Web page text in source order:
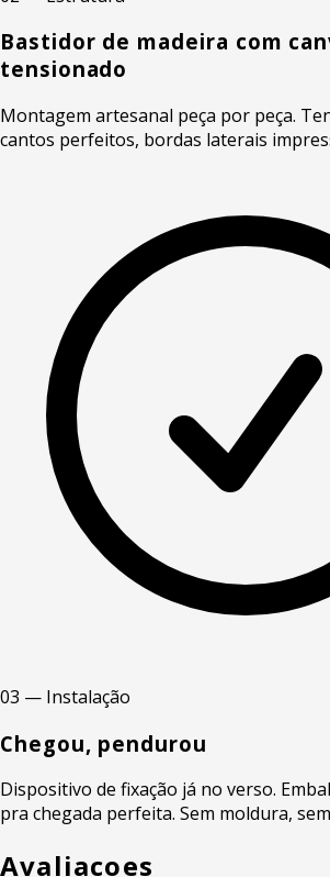
Bastidor de madeira com
tensionado
Montagem artesanal peça por peça.
cantos perfeitos, bordas laterais
03 — Instalação
Chegou, pendurou
Dispositivo de fixação já no verso.
pra chegada perfeita. Sem moldura,
Avaliacoes